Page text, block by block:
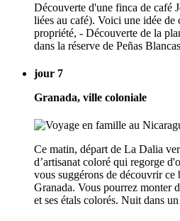
Découverte d'une finca de café
liées au café). Voici une idée
propriété, - Découverte de la
dans la réserve de Peñas
jour 7
Granada, ville coloniale
Ce matin, départ de La Dalia
d’artisanat coloré qui regorge
vous suggérons de découvrir
Granada. Vous pourrez monter
et ses étals colorés. Nuit dans